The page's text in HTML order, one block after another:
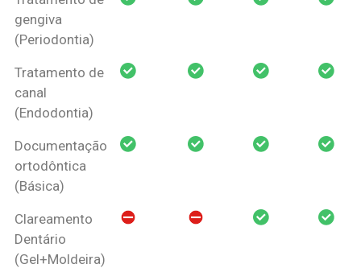
gengiva
(Periodontia)
Tratamento de
canal
(Endodontia)
Documentação
ortodôntica
(Básica)
Clareamento
Dentário
(Gel+Moldeira)